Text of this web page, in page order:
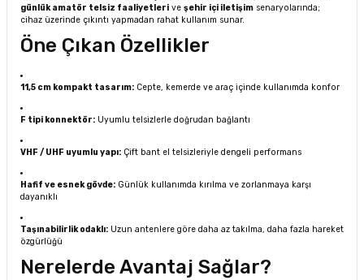
günlük amatör telsiz faaliyetleri ve şehir içi iletişim senaryolarında;
cihaz üzerinde çıkıntı yapmadan rahat kullanım sunar.
Öne Çıkan Özellikler
11,5 cm kompakt tasarım: Cepte, kemerde ve araç içinde kullanımda konfor
F tipi konnektör: Uyumlu telsizlerle doğrudan bağlantı
VHF / UHF uyumlu yapı: Çift bant el telsizleriyle dengeli performans
Hafif ve esnek gövde: Günlük kullanımda kırılma ve zorlanmaya karşı
dayanıklı
Taşınabilirlik odaklı: Uzun antenlere göre daha az takılma, daha fazla hareket
özgürlüğü
Nerelerde Avantaj Sağlar?